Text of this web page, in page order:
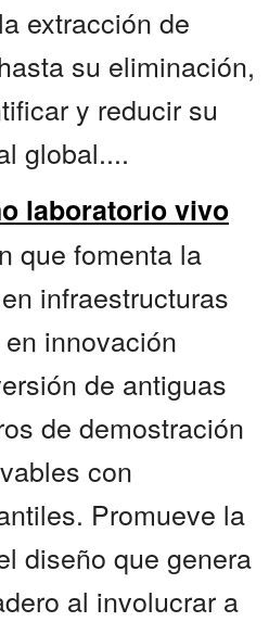
extracción de
su eliminación,
y reducir su
global....
laboratorio vivo
que fomenta la
infraestructuras
innovación
de antiguas
de demostración
con
Promueve la
diseño que genera
al involucrar a